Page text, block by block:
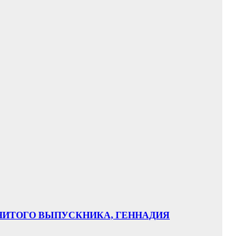
ВЫПУСКНИКА, ГЕННАДИЯ